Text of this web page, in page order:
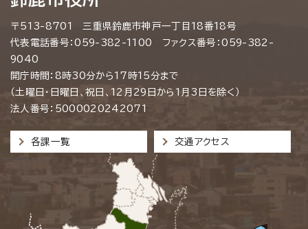
〒513-8701 三重県鈴鹿市神戸一丁目18番18号
代表電話番号：059-382-1100 ファクス番号：059-382-
9040
開庁時間：8時30分から17時15分まで
（土曜日・日曜日、祝日、12月29日から1月3日を除く）
法人番号：5000020242071
各課一覧 交通アクセス